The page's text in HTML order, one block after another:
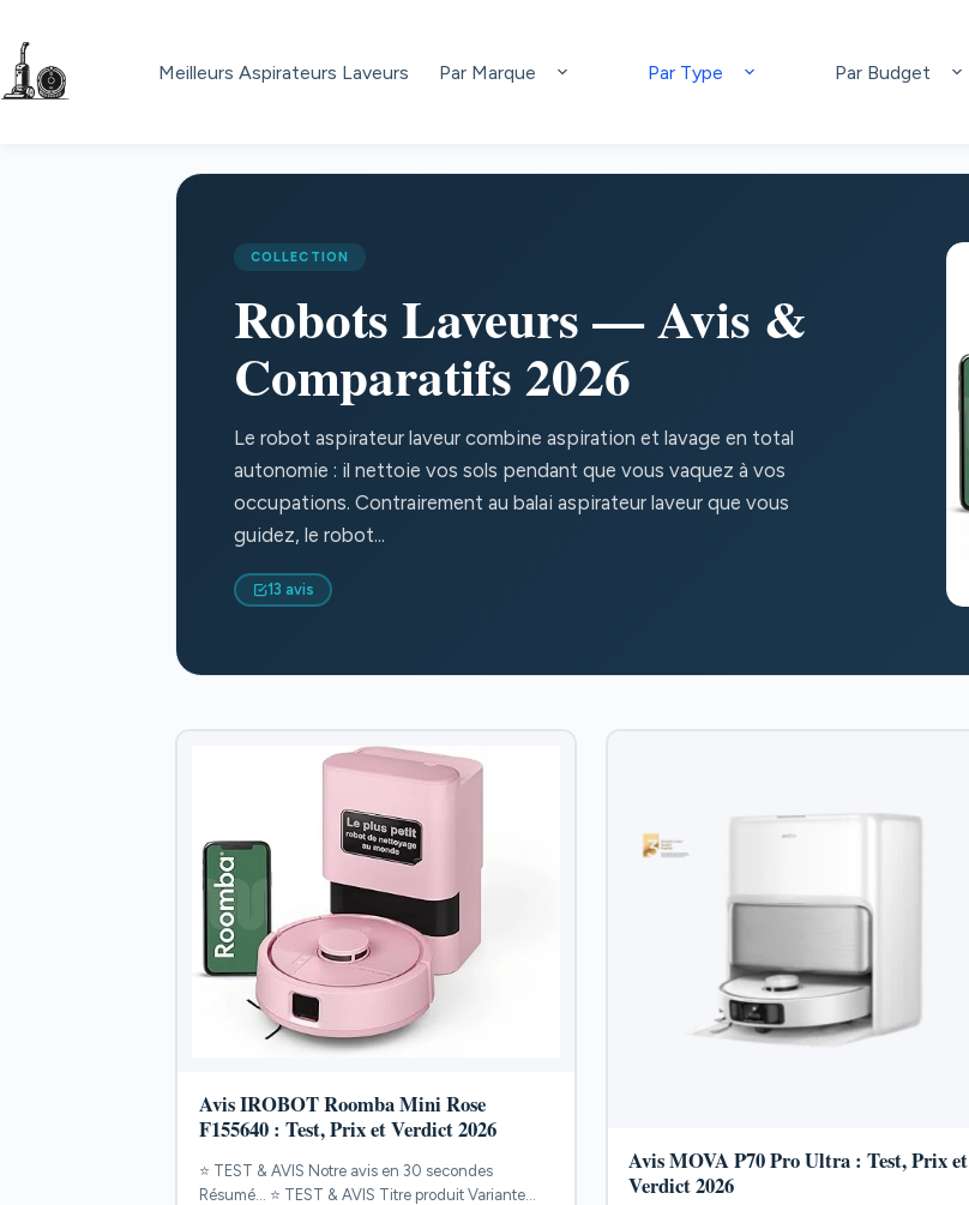
contenu
Meilleurs Aspirateurs Laveurs Par Marque Par Type Par Budget
COLLECTION
Robots Laveurs — Avis &
Comparatifs 2026
Le robot aspirateur laveur combine aspiration et lavage en total
autonomie : il nettoie vos sols pendant que vous vaquez à vos
occupations. Contrairement au balai aspirateur laveur que vous
guidez, le robot...
13 avis
Avis IROBOT Roomba Mini Rose
F155640 : Test, Prix et Verdict 2026
⭐ TEST & AVIS Notre avis en 30 secondes
Résumé... ⭐ TEST & AVIS Titre produit Variante
Avis MOVA P70 Pro Ultra : Test, Prix et
Verdict 2026